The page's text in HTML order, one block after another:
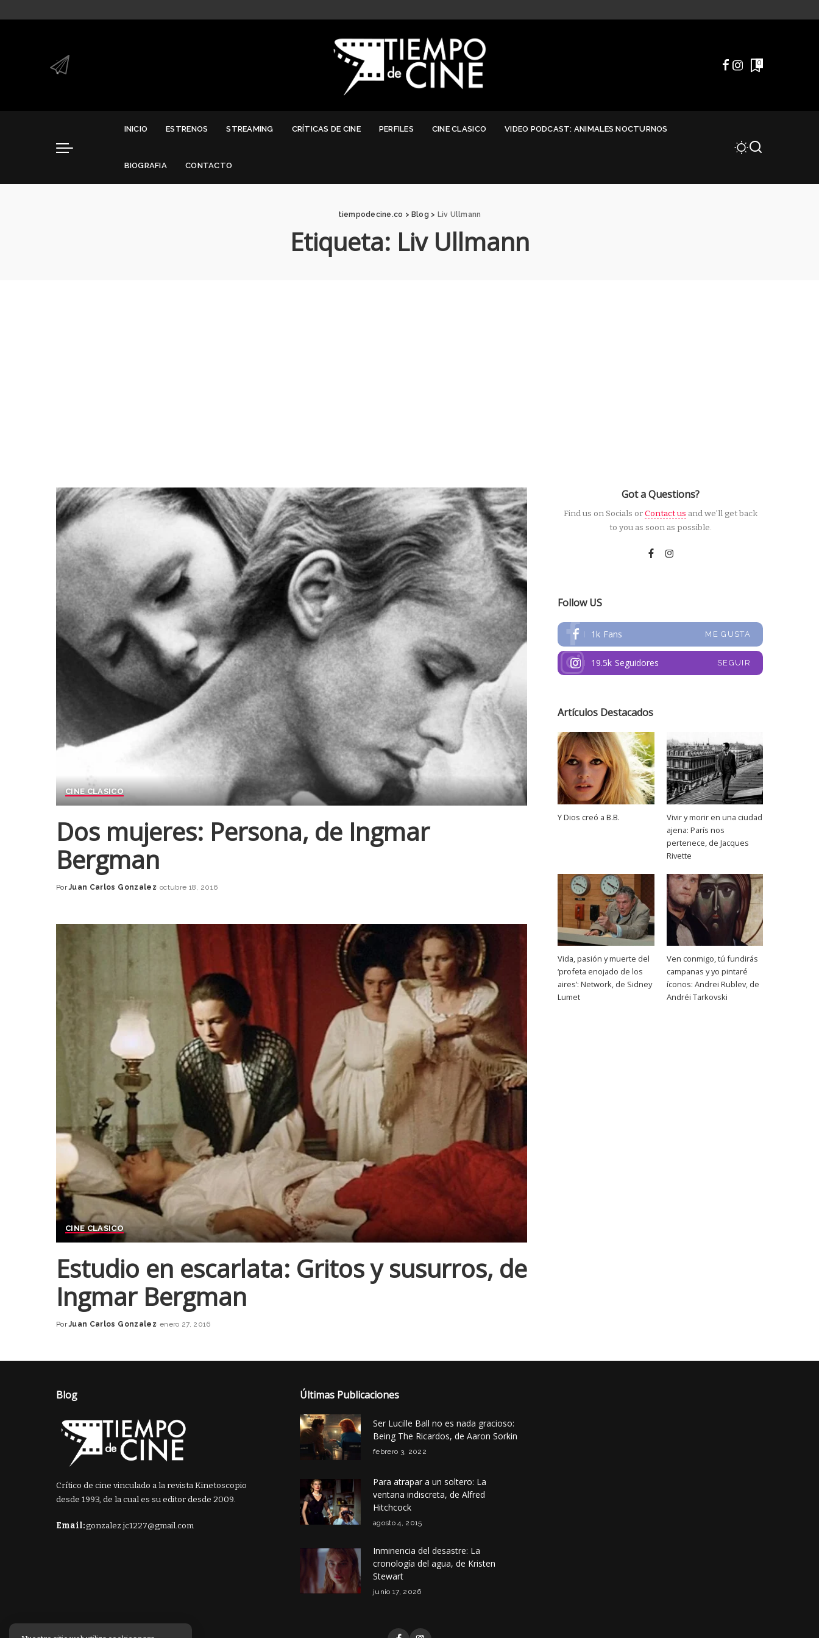
.
.
0
INICIO ESTRENOS STREAMING CRÍTICAS DE CINE PERFILES CINE CLASICO VIDEO PODCAST: ANIMALES NOCTURNOS
BIOGRAFIA CONTACTO
tiempodecine.co > Blog > Liv Ullmann
Etiqueta: Liv Ullmann
CINE CLASICO
Dos mujeres: Persona, de Ingmar
Bergman
Posted
Por Juan Carlos Gonzalez octubre 18, 2016
CINE CLASICO
Estudio en escarlata: Gritos y susurros, de
Ingmar Bergman
Posted
Por Juan Carlos Gonzalez enero 27, 2016
Got a Questions?
Find us on Socials orContact us and we’ll get back
to you as soon as possible.
Follow US
1k Fans ME GUSTA
19.5k Seguidores SEGUIR
Artículos Destacados
Y Dios creó a B.B.
Vivir y morir en una ciudad
ajena: París nos
pertenece, de Jacques
Rivette
Vida, pasión y muerte del
‘profeta enojado de los
aires’: Network, de Sidney
Lumet
Ven conmigo, tú fundirás
campanas y yo pintaré
íconos: Andrei Rublev, de
Andréi Tarkovski
Blog
Crítico de cine vinculado a la revista Kinetoscopio
desde 1993, de la cual es su editor desde 2009.
Email:gonzalez.jc1227@gmail.com
Últimas Publicaciones
Ser Lucille Ball no es nada gracioso:
Being The Ricardos, de Aaron Sorkin
febrero 3, 2022
Para atrapar a un soltero: La
ventana indiscreta, de Alfred
Hitchcock
agosto 4, 2015
Inminencia del desastre: La
cronología del agua, de Kristen
Stewart
junio 17, 2026